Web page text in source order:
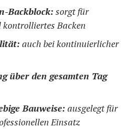
Backblock: sorgt für
Backen
auch bei kontinuierlicher
über den gesamten Tag
Bauweise: ausgelegt für
Einsatz